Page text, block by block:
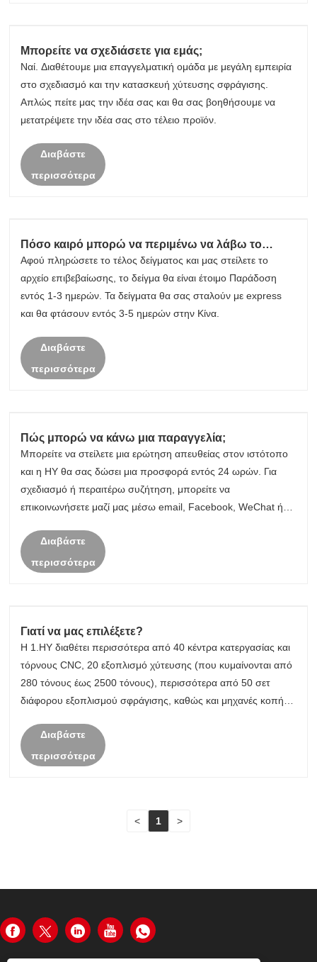
Μπορείτε να σχεδιάσετε για εμάς;
Ναί. Διαθέτουμε μια επαγγελματική ομάδα με μεγάλη εμπειρία
στο σχεδιασμό και την κατασκευή χύτευσης σφράγισης.
Απλώς πείτε μας την ιδέα σας και θα σας βοηθήσουμε να
μετατρέψετε την ιδέα σας στο τέλειο προϊόν.
Διαβάστε
περισσότερα
Πόσο καιρό μπορώ να περιμένω να λάβω το
δείγμα;
Αφού πληρώσετε το τέλος δείγματος και μας στείλετε το
αρχείο επιβεβαίωσης, το δείγμα θα είναι έτοιμο Παράδοση
εντός 1-3 ημερών. Τα δείγματα θα σας σταλούν με express
και θα φτάσουν εντός 3-5 ημερών στην Κίνα.
Διαβάστε
περισσότερα
Πώς μπορώ να κάνω μια παραγγελία;
Μπορείτε να στείλετε μια ερώτηση απευθείας στον ιστότοπο
και η HY θα σας δώσει μια προσφορά εντός 24 ωρών. Για
σχεδιασμό ή περαιτέρω συζήτηση, μπορείτε να
επικοινωνήσετε μαζί μας μέσω email, Facebook, WeChat ή
καθυστερήσεις.
Διαβάστε
περισσότερα
Γιατί να μας επιλέξετε?
Η 1.HY διαθέτει περισσότερα από 40 κέντρα κατεργασίας και
τόρνους CNC, 20 εξοπλισμό χύτευσης (που κυμαίνονται από
280 τόνους έως 2500 τόνους), περισσότερα από 50 σετ
διάφορου εξοπλισμού σφράγισης, καθώς και μηχανές κοπής
περισσότερα από 20 σετ εξοπλι......
Διαβάστε
περισσότερα
< 1 >